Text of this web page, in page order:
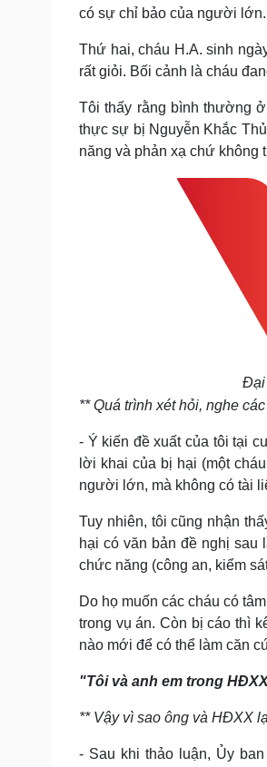
có sự chỉ bảo của người lớn.
Thứ hai, cháu H.A. sinh
rất giỏi. Bối cảnh là cháu
Tôi thấy rằng bình thường
thực sự bị Nguyễn Khắc
năng và phản xạ chứ không
Đại
** Quá trình xét hỏi, nghe
- Ý kiến đề xuất của tôi tại
lời khai của bị hại (một
người lớn, mà không có tài
Tuy nhiên, tôi cũng nhận
hại có văn bản đề nghị
chức năng (công an, kiểm
Do họ muốn các cháu có
trong vụ án. Còn bị cáo thì
nào mới để có thể làm căn
"Tôi và anh em trong
** Vậy vì sao ông và HĐXX
- Sau khi thảo luận, Ủy